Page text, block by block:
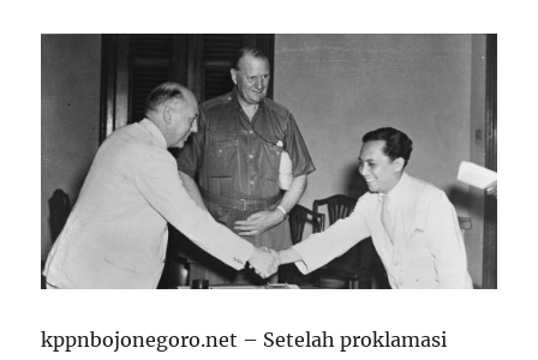
kppnbojonegoro.net – Setelah proklamasi